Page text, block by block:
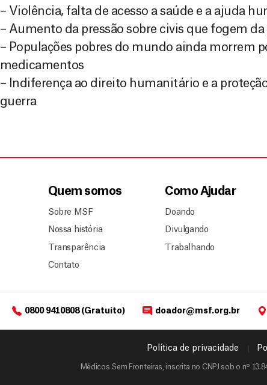
– Violência, falta de acesso a saúde e a ajuda
– Aumento da pressão sobre civis que fogem
– Populações pobres do mundo ainda morrem
medicamentos
– Indiferença ao direito humanitário e a
guerra
Quem somos
Sobre MSF
Nossa história
Transparência
Contato
Como Ajudar
Doando
Divulgando
Trabalhando
0800 9410808 (Gratuito) doador@msf.org.br
Política de privacidade
Médicos Sem Fronteiras, inscrita no CNPJ sob o nº